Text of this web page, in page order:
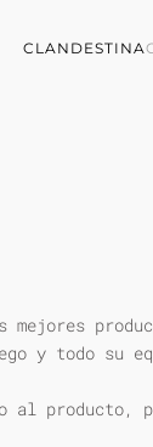
CLANDESTINA
y todo su
al producto,